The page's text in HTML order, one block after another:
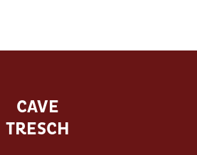
CAVE
TRESCH